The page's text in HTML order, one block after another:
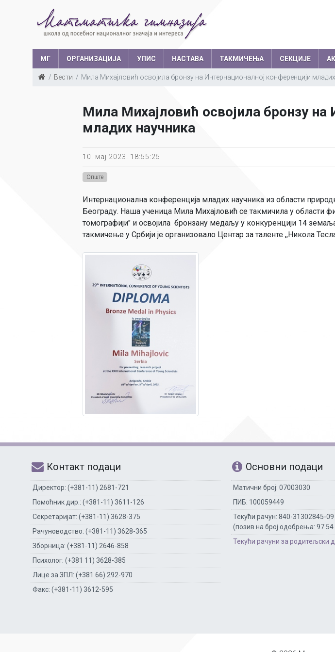
МГ ОРГАНИЗАЦИЈА
Савет родитеља
УПИС НАСТАВА ТАКМИЧЕЊА СЕКЦИЈЕ
Вести Мила Михајловић освојила бронзу на Интернационалној конференцији
Мила Михајловић освојила бронзу на
младих научника
10. мај 2023. 18:55:25
Опште
Интернационална конференција младих научника из области
Београду. Наша ученица Мила Михајловић се такмичила у области
томографији" и освојила бронзану медаљу у конкуренцији 14
такмичење у Србији је организовало Центар за таленте ,,Никола
Контакт подаци
Директор: (+381-11) 2681-721
Помоћник дир.: (+381-11) 3611-126
Секретаријат: (+381-11) 3628-375
Рачуноводство: (+381-11) 3628-365
Зборница: (+381-11) 2646-858
Психолог: (+381 11) 3628-385
Лице за ЗПЛ: (+381 66) 292-970
Факс: (+381-11) 3612-595
Основни подаци
Матични број: 07003030
ПИБ: 100059449
Текући рачун: 840-31302845-09
(позив на број одобрења: 97
Текући рачуни за родитељски